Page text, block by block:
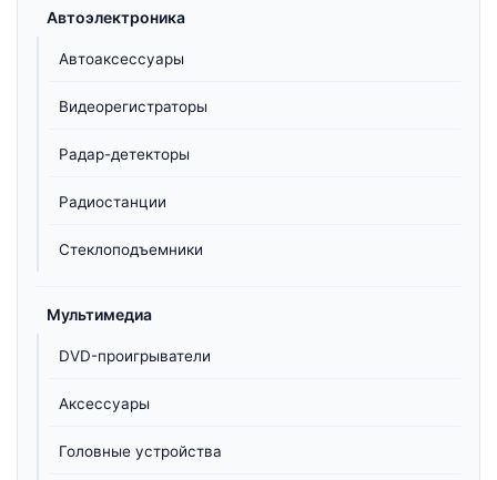
Автоэлектроника
Автоаксессуары
Видеорегистраторы
Радар-детекторы
Радиостанции
Стеклоподъемники
Мультимедиа
DVD-проигрыватели
Аксессуары
Головные устройства